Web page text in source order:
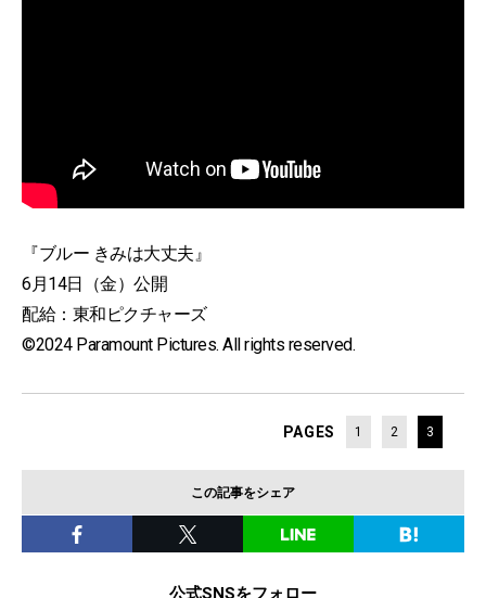
『ブルー きみは大丈夫』
6月14日（金）公開
配給：東和ピクチャーズ
©2024 Paramount Pictures. All rights reserved.
PAGES 1 2 3
この記事をシェア
公式SNSをフォロー